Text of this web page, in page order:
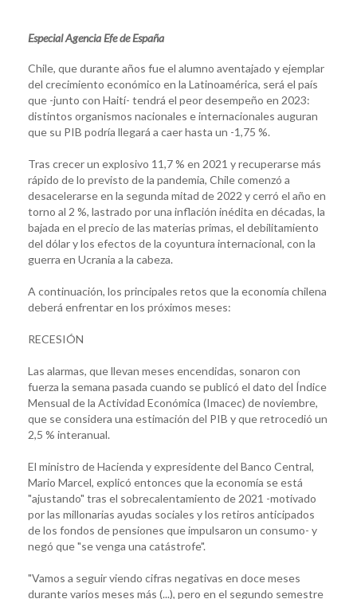
Especial Agencia Efe de España
Chile, que durante años fue el alumno aventajado y ejemplar
del crecimiento económico en la Latinoamérica, será el país
que -junto con Haití- tendrá el peor desempeño en 2023:
distintos organismos nacionales e internacionales auguran
que su PIB podría llegará a caer hasta un -1,75 %.
Tras crecer un explosivo 11,7 % en 2021 y recuperarse más
rápido de lo previsto de la pandemia, Chile comenzó a
desacelerarse en la segunda mitad de 2022 y cerró el año en
torno al 2 %, lastrado por una inflación inédita en décadas, la
bajada en el precio de las materias primas, el debilitamiento
del dólar y los efectos de la coyuntura internacional, con la
guerra en Ucrania a la cabeza.
A continuación, los principales retos que la economía chilena
deberá enfrentar en los próximos meses:
RECESIÓN
Las alarmas, que llevan meses encendidas, sonaron con
fuerza la semana pasada cuando se publicó el dato del Índice
Mensual de la Actividad Económica (Imacec) de noviembre,
que se considera una estimación del PIB y que retrocedió un
2,5 % interanual.
El ministro de Hacienda y expresidente del Banco Central,
Mario Marcel, explicó entonces que la economía se está
"ajustando" tras el sobrecalentamiento de 2021 -motivado
por las millonarias ayudas sociales y los retiros anticipados
de los fondos de pensiones que impulsaron un consumo- y
negó que "se venga una catástrofe".
"Vamos a seguir viendo cifras negativas en doce meses
durante varios meses más (...), pero en el segundo semestre